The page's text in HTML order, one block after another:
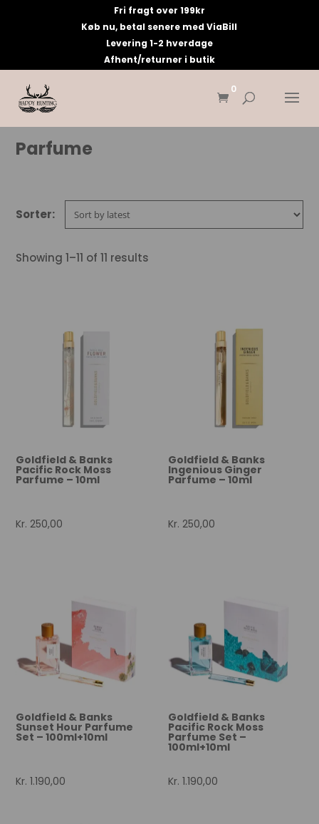
Fri fragt over 199kr
Køb nu, betal senere med ViaBill
Levering 1-2 hverdage
Afhent/returner i butik
0
Parfume
Showing 1–11 of 11 results
Goldfield & Banks
Pacific Rock Moss
Parfume – 10ml
Kr. 250,00
Goldfield & Banks
Ingenious Ginger
Parfume – 10ml
Kr. 250,00
Goldfield & Banks
Sunset Hour Parfume
Set – 100ml+10ml
Kr. 1.190,00
Goldfield & Banks
Pacific Rock Moss
Parfume Set –
100ml+10ml
Kr. 1.190,00